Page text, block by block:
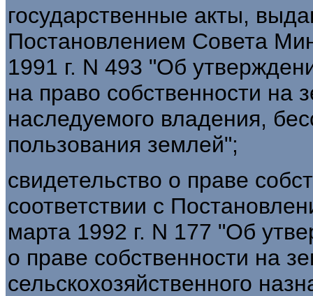
государственные акты,
Постановлением Совета
1991 г. N 493 "Об
на право собственности на
наследуемого владения,
пользования землей";
свидетельство о праве
соответствии с
марта 1992 г. N 177 "Об
о праве собственности на
сельскохозяйственного